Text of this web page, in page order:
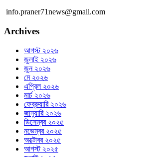
info.praner71news@gmail.com
Archives
আগস্ট ২০২৬
জুলাই ২০২৬
জুন ২০২৬
মে ২০২৬
এপ্রিল ২০২৬
মার্চ ২০২৬
ফেব্রুয়ারি ২০২৬
জানুয়ারি ২০২৬
ডিসেম্বর ২০২৫
নভেম্বর ২০২৫
অক্টোবর ২০২৫
আগস্ট ২০২৫